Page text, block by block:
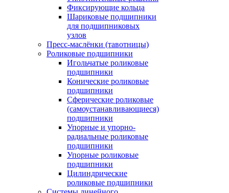
Фиксирующие кольца
Шариковые подшипники
для подшипниковых
узлов
Пресс-маслёнки (тавотницы)
Роликовые подшипники
Игольчатые роликовые
подшипники
Конические роликовые
подшипники
Сферические роликовые
(самоустанавливающиеся)
подшипники
Упорные и упорно-
радиальные роликовые
подшипники
Упорные роликовые
подшипники
Цилиндрические
роликовые подшипники